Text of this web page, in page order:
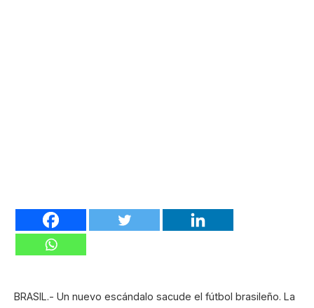
BRASIL.- Un nuevo escándalo sacude el fútbol brasileño. La